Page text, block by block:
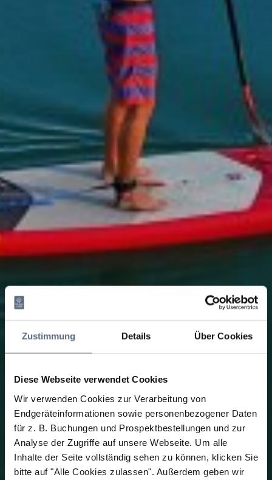
Zustimmung Details Über Cookies
Diese Webseite verwendet Cookies
Wir verwenden Cookies zur Verarbeitung von
Endgeräteinformationen sowie personenbezogener Daten
für z. B. Buchungen und Prospektbestellungen und zur
Analyse der Zugriffe auf unsere Webseite. Um alle
Inhalte der Seite vollständig sehen zu können, klicken Sie
bitte auf "Alle Cookies zulassen". Außerdem geben wir